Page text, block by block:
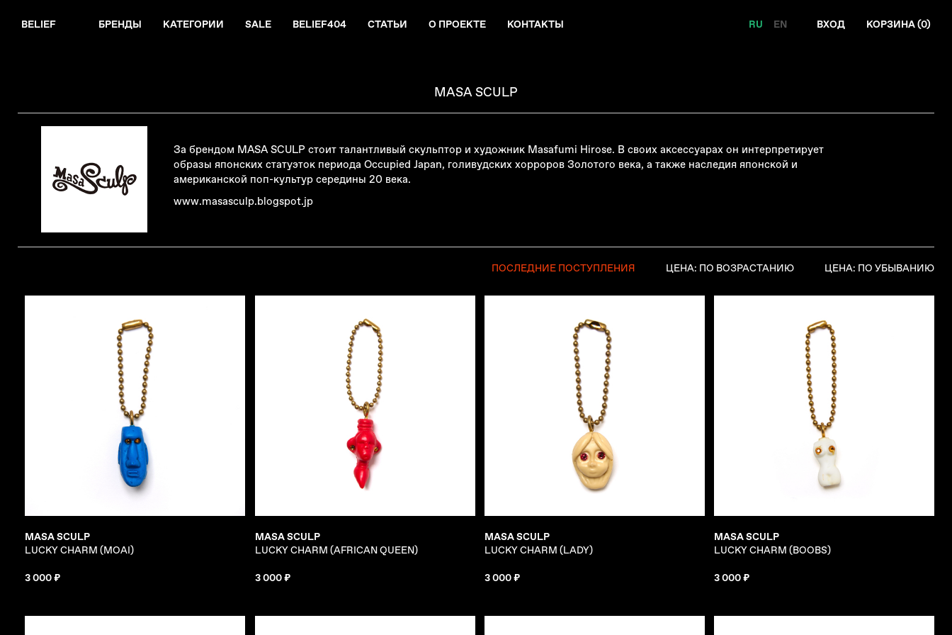
BELIEF БРЕНДЫ КАТЕГОРИИ SALE BELIEF404 СТАТЬИ О ПРОЕКТЕ КОНТАКТЫ RU EN ВХОД КОРЗИНА (0)
MASA SCULP
За брендом MASA SCULP стоит талантливый скульптор и художник Masafumi Hirose. В своих аксессуарах он интерпретирует
образы японских статуэток периода Occupied Japan, голивудских хорроров Золотого века, а также наследия японской и
американской поп-культур середины 20 века.
www.masasculp.blogspot.jp
ПОСЛЕДНИЕ ПОСТУПЛЕНИЯ ЦЕНА: ПО ВОЗРАСТАНИЮ ЦЕНА: ПО УБЫВАНИЮ
MASA SCULP
LUCKY CHARM (MOAI)
3 000 ₽
MASA SCULP
LUCKY CHARM (AFRICAN QUEEN)
3 000 ₽
MASA SCULP
LUCKY CHARM (LADY)
3 000 ₽
MASA SCULP
LUCKY CHARM (BOOBS)
3 000 ₽